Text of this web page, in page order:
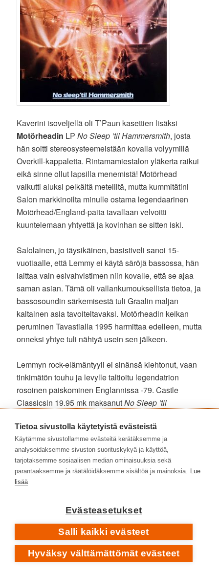
Kaverini isoveljellä oli T’Paun kasettien lisäksi
Motörheadin LPNo Sleep ’til Hammersmith, josta
hän soitti stereosysteemeistään kovalla volyymillä
Overkill-kappaletta. Rintamamiestalon yläkerta raikui
eikä sinne ollut lapsilla menemistä! Motörhead
vaikutti aluksi pelkältä meteliltä, mutta kummitätini
Salon markkinoilta minulle ostama legendaarinen
Motörhead/England-paita tavallaan velvoitti
kuuntelemaan yhtyettä ja kovinhan se sitten iski.
Salolainen, jo täysikäinen, basistiveli sanoi 15-
vuotiaalle, että Lemmy ei käytä säröjä bassossa, hän
laittaa vain esivahvistimen niin kovalle, että se ajaa
saman asian. Tämä oli vallankumouksellista tietoa, ja
bassosoundin särkemisestä tuli Graalin maljan
kaltainen asia tavoiteltavaksi. Motörheadin keikan
peruminen Tavastialla 1995 harmittaa edelleen, mutta
onneksi yhtye tuli nähtyä usein sen jälkeen.
Lemmyn rock-elämäntyyli ei sinänsä kiehtonut, vaan
tinkimätön touhu ja levylle taltioitu legendatrion
rosoinen paiskominen Englannissa -79. Castle
Classicsin 19.95 mk maksanutNo Sleep ’til
kolhuisena ehkä. Osaan edelleen välispiikit ulkoa.
Tietoa sivustolla käytetyistä evästeistä
Käytämme sivustollamme evästeitä kerätäksemme ja
analysoidaksemme sivuston suorituskykyä ja käyttöä,
tarjotaksemme sosiaalisen median ominaisuuksia sekä
parantaaksemme ja räätälöidäksemme sisältöä ja mainoksia. Lue
lisää
Evästeasetukset
Salli kaikki evästeet
Hyväksy välttämättömät evästeet